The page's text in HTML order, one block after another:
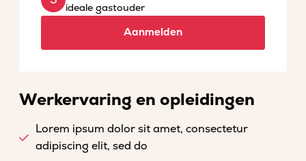
ideale gastouder
Aanmelden
Werkervaring en opleidingen
Lorem ipsum dolor sit amet, consectetur
adipiscing elit, sed do